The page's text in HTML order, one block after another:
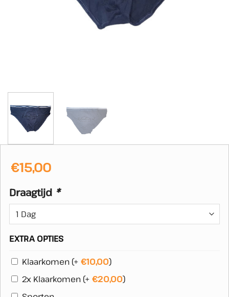
€15,00
Draagtijd *
EXTRA OPTIES
Klaarkomen (+ €10,00)
2x Klaarkomen (+ €20,00)